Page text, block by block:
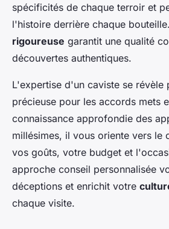
spécificités de chaque terroir et
l'histoire derrière chaque
rigoureuse garantit une qualité
découvertes authentiques.
L'expertise d'un caviste se révèle
précieuse pour les accords mets
connaissance approfondie des
millésimes, il vous oriente vers le
vos goûts, votre budget et
approche conseil personnalisée
déceptions et enrichit votre
chaque visite.